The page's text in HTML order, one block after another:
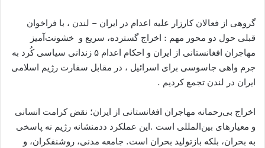
گروهی از فعالان کارزار علیه اعدام در ایران – لندن ، با فراخوان
قبلی حول دو محور مهم : اخراج گسترده، سریع و خشونت‌آمیز
مهاجران افغانستانی از ایران و احکام اعدام ۵ زندانی سیاسی کُرد به
جرم واهی جاسوسی برای اسرائیل ، در مقابل سفارت رژیم اسلامی
ایران در لندن تجمع کردیم .
اخراج بی‌رحمانه مهاجران افغانستانی از ایران؛ نقض کرامت انسانی
و معیارهای بین‌المللی است .این عملکرد ددمنشانه رژیم نه پاسخی
به بحران، بلکه بازتولید بحران است. جامعه مدنی، روشنفکران، و